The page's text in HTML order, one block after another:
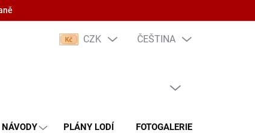
CZK ČEŠTINA
NÁVODY PLÁNY LODÍ FOTOGALERIE